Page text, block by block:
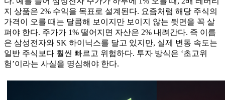
지 상품은 2% 수익을 목표로 설계된다. 요즘처럼 해당 주식의
가격이 오를 때는 달콤해 보이지만 보이지 않는 뒷면을 꼭 살
펴야 한다. 주가가 1% 떨어지면 자산은 2% 내려간다. 즉 이름
은 삼성전자와 SK 하이닉스를 달고 있지만, 실제 변동 속도는
일반 주식보다 훨씬 빠르고 위험하다. 투자 방식은 ‘초고위
험’이라는 사실을 명심해야 한다.